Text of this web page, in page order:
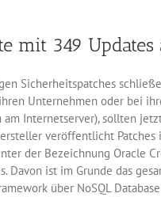
mit 349 Updates
Sicherheitspatches
Unternehmen oder bei
am Internetserver), sollten
veröffentlicht Patches
der Bezeichnung Oracle
Davon ist im Grunde das
über NoSQL